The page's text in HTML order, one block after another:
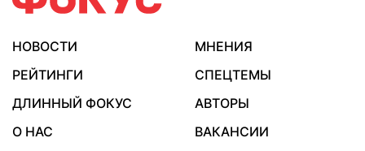
НОВОСТИ
МНЕНИЯ
РЕЙТИНГИ
СПЕЦТЕМЫ
ДЛИННЫЙ ФОКУС
АВТОРЫ
О НАС
ВАКАНСИИ